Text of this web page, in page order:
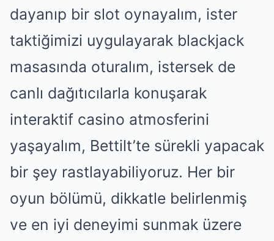
dayanıp bir slot oynayalım, ister
taktiğimizi uygulayarak blackjack
masasında oturalım, istersek de
canlı dağıtıcılarla konuşarak
interaktif casino atmosferini
yaşayalım, Bettilt’te sürekli yapacak
bir şey rastlayabiliyoruz. Her bir
oyun bölümü, dikkatle belirlenmiş
ve en iyi deneyimi sunmak üzere